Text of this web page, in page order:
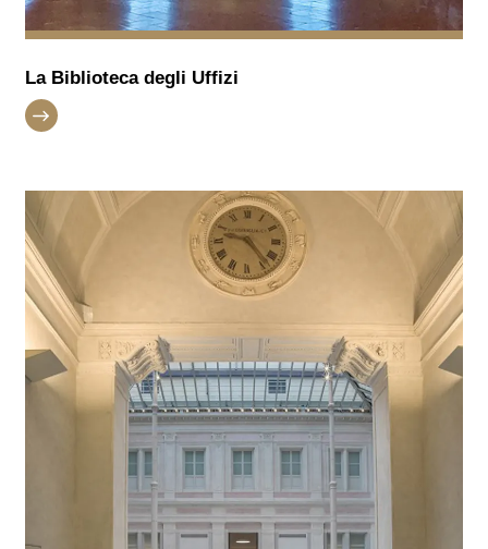
La Biblioteca degli Uffizi